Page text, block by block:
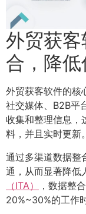
外贸获
合，降
外贸获客软件的核
社交媒体、B2B平
收集和整理信息，
料，并且实时更新。
通过多渠道数据整
通，从而显著降低
（ITA）
，数据整
20%~30%的工作